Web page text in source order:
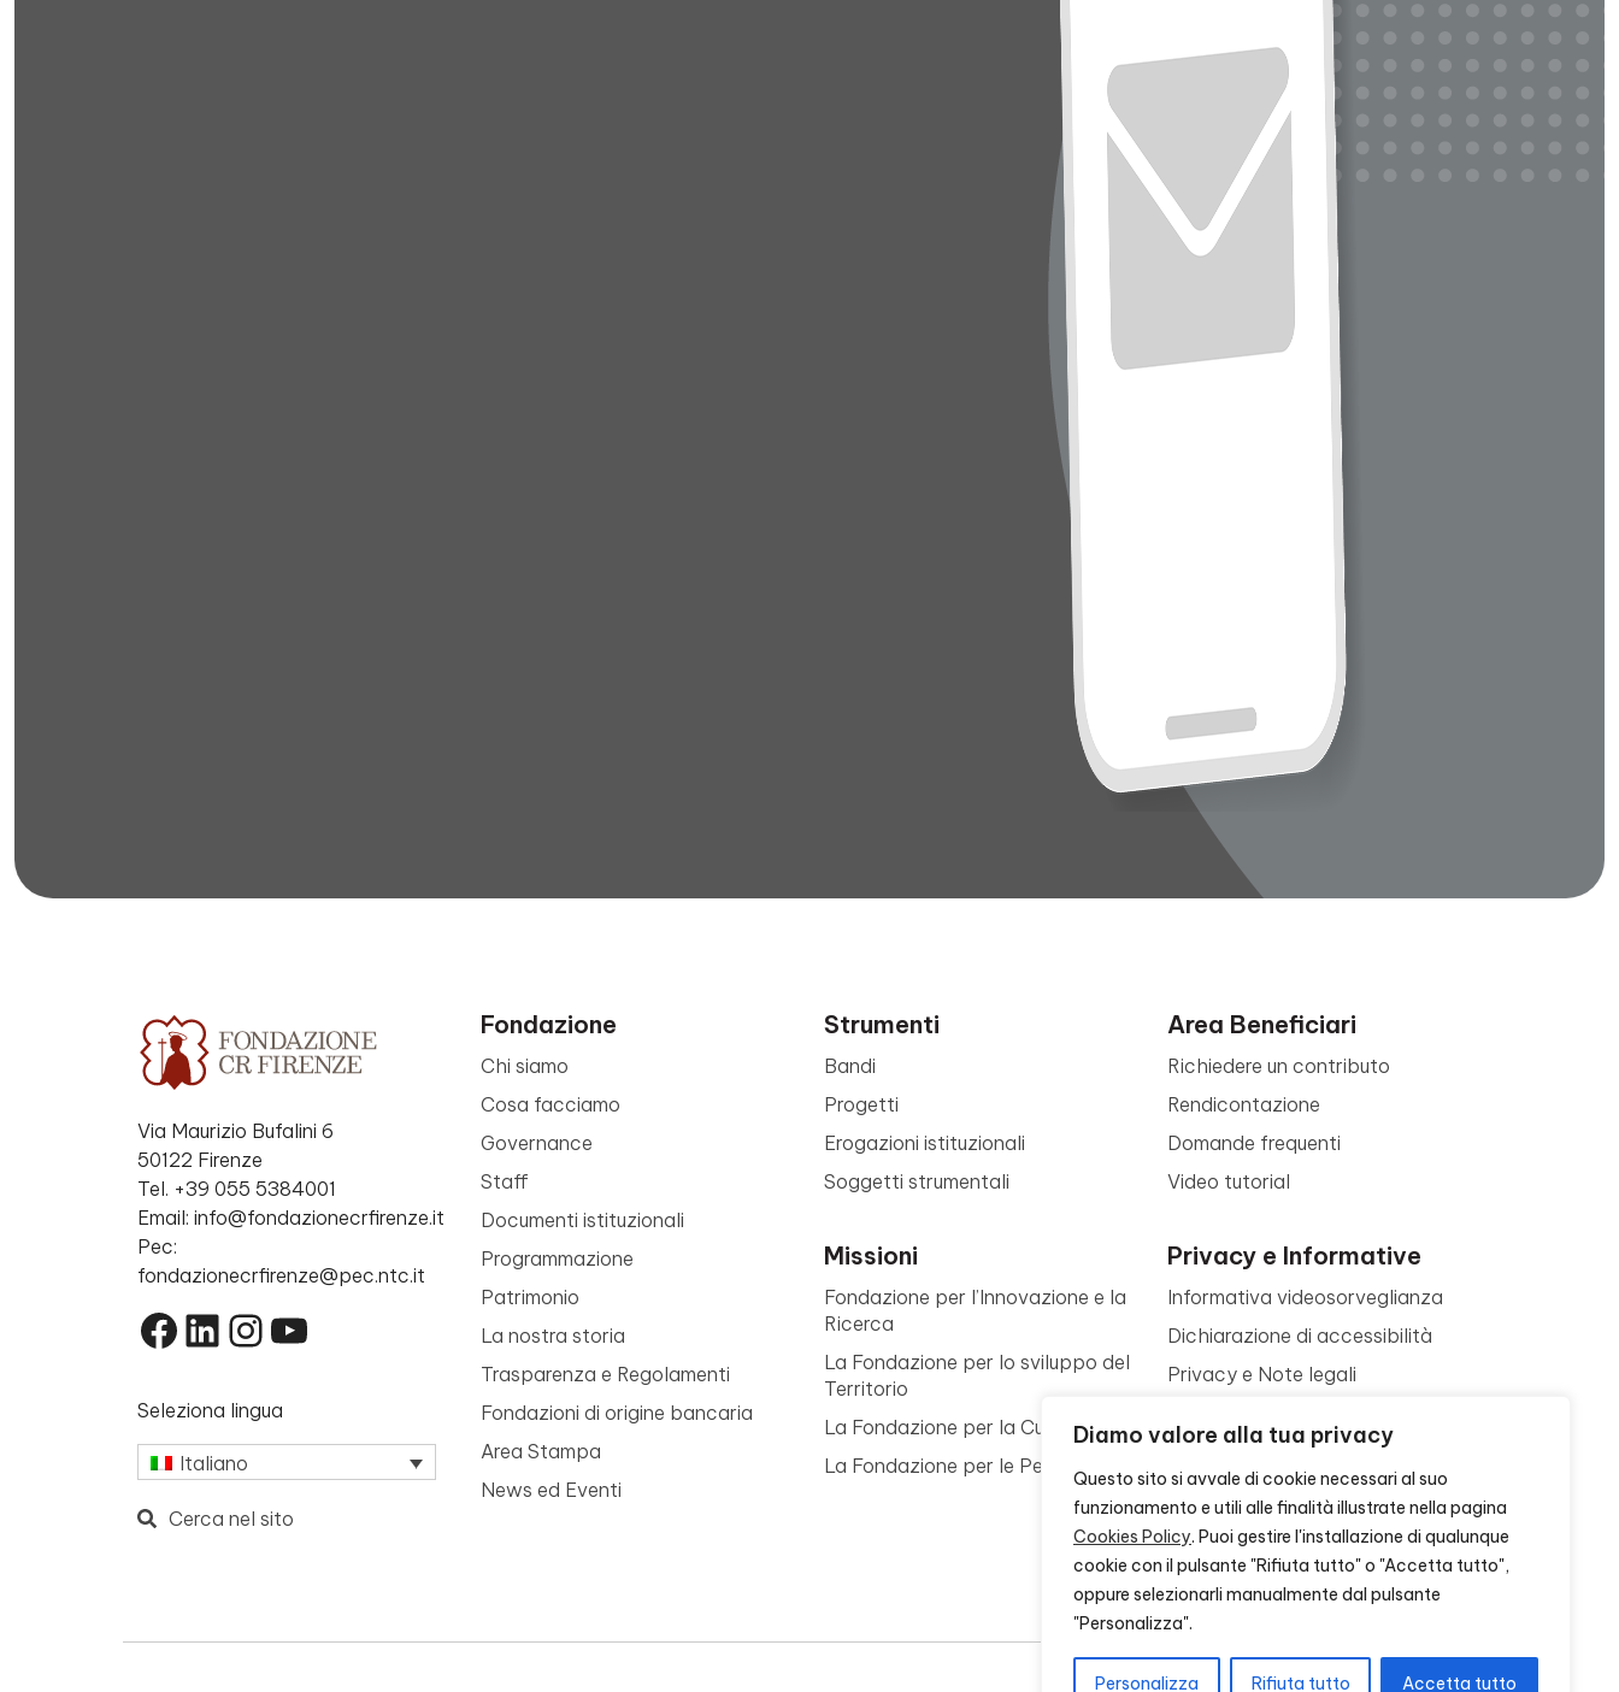
Diamo valore alla tua privacy
Questo sito si avvale di cookie necessari al suo
funzionamento e utili alle finalità illustrate nella pagina
Cookies Policy. Puoi gestire l'installazione di qualunque
cookie con il pulsante "Rifiuta tutto" o "Accetta tutto",
oppure selezionarli manualmente dal pulsante
"Personalizza".
Personalizza Rifiuta tutto Accetta tutto
Via Maurizio Bufalini 6
50122 Firenze
Tel. +39 055 5384001
Email: info@fondazionecrfirenze.it
Pec:
fondazionecrfirenze@pec.ntc.it
Facebook
LinkedIn
Instagram
YouTube
Seleziona lingua
Italiano
Cerca nel sito
Fondazione
Chi siamo
Cosa facciamo
Governance
Staff
Documenti istituzionali
Programmazione
Patrimonio
La nostra storia
Trasparenza e Regolamenti
Fondazioni di origine bancaria
Area Stampa
News ed Eventi
Strumenti
Bandi
Progetti
Erogazioni istituzionali
Soggetti strumentali
Missioni
Fondazione per l’Innovazione e la
Ricerca
La Fondazione per lo sviluppo del
Territorio
La Fondazione per la Cultura
La Fondazione per le Persone
Area Beneficiari
Richiedere un contributo
Rendicontazione
Domande frequenti
Video tutorial
Privacy e Informative
Informativa videosorveglianza
Dichiarazione di accessibilità
Privacy e Note legali
Contattaci